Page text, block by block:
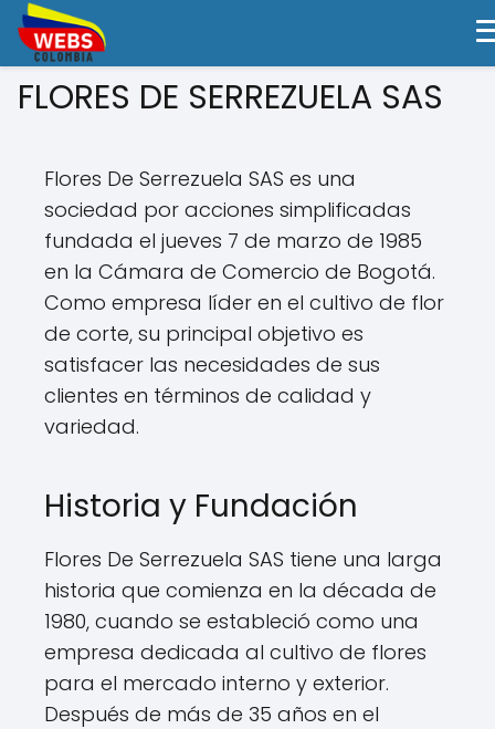
FLORES DE SERREZUELA SAS
Flores De Serrezuela SAS es una
sociedad por acciones simplificadas
fundada el jueves 7 de marzo de 1985
en la Cámara de Comercio de Bogotá.
Como empresa líder en el cultivo de flor
de corte, su principal objetivo es
satisfacer las necesidades de sus
clientes en términos de calidad y
variedad.
Historia y Fundación
Flores De Serrezuela SAS tiene una larga
historia que comienza en la década de
1980, cuando se estableció como una
empresa dedicada al cultivo de flores
para el mercado interno y exterior.
Después de más de 35 años en el